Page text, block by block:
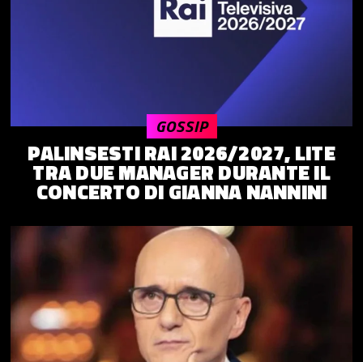
PALINSESTI RAI 2026/2027, LITE
TRA DUE MANAGER DURANTE IL
CONCERTO DI GIANNA NANNINI
GOSSIP